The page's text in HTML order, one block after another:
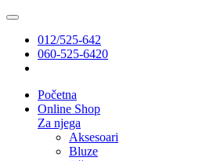
012/525-642
060-525-6420
Početna
Online Shop
Za njega
Aksesoari
Bluze